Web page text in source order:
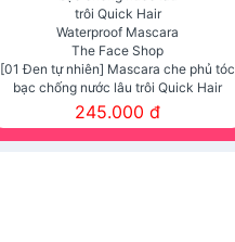
[01 Đen tự nhiên] Mascara che phủ tóc
bạc chống nước lâu trôi Quick Hair
Waterproof Mascara The Face Shop
245.000 đ